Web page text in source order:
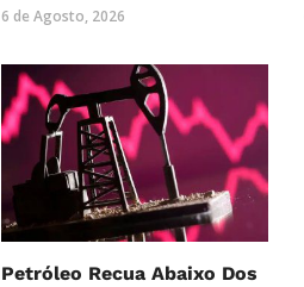
6 de Agosto, 2026
Petróleo Recua Abaixo Dos